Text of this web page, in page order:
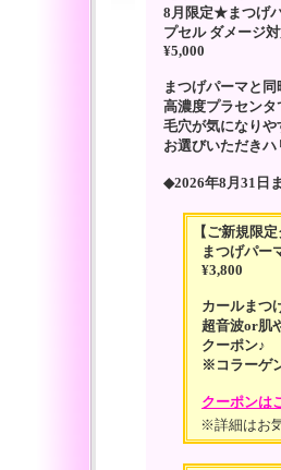
8月限定★まつげ
プセル ダメージ
¥5,000
まつげパーマと
高濃度プラセン
毛穴が気になり
お選びいただき
◆2026年8月31日
【ご新規限
まつげパー
¥3,800
カールまつ
超音波or肌
クーポン♪
※コラーゲ
クーポンは
※詳細はお